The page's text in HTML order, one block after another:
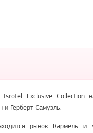
Exclusive Collection
Герберт Самуэль.
рынок Кармель и